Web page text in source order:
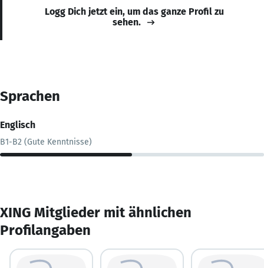
Logg Dich jetzt ein, um das ganze Profil zu
sehen.
Sprachen
Englisch
B1-B2 (Gute Kenntnisse)
XING Mitglieder mit ähnlichen
Profilangaben